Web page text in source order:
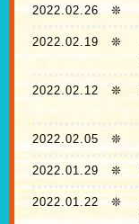
2022.02.26 ❊
2022.02.19 ❊
2022.02.12 ❊
2022.02.05 ❊
2022.01.29 ❊
2022.01.22❊